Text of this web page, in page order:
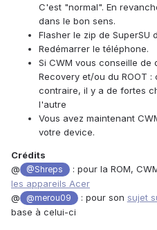
C'est "normal". En
dans le bon sens.
Flasher le zip de SuperSU
Redémarrer le téléphone.
Si CWM vous conseille
Recovery et/ou du ROOT
contraire, il y a de fortes
l'autre
Vous avez maintenant
votre device.
Crédits
@
@Shreps : pour la ROM,
les appareils Acer
@
@merou09 : pour son sujet
base à celui-ci